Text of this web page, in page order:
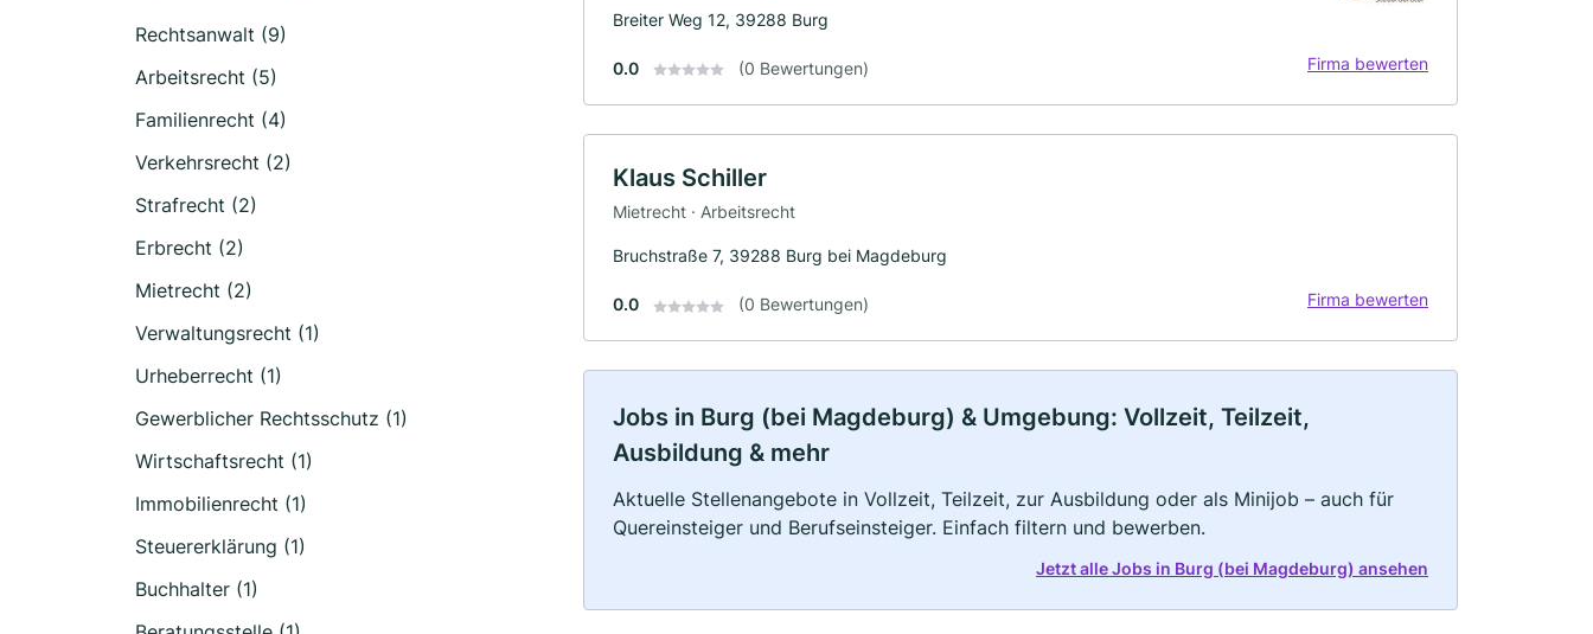
Rechtsanwalt (9)
Arbeitsrecht (5)
Familienrecht (4)
Verkehrsrecht (2)
Strafrecht (2)
Erbrecht (2)
Mietrecht (2)
Verwaltungsrecht (1)
Urheberrecht (1)
Gewerblicher Rechtsschutz (1)
Wirtschaftsrecht (1)
Immobilienrecht (1)
Steuererklärung (1)
Buchhalter (1)
Breiter Weg 12, 39288 Burg
0.0 (0 Bewertungen) Firma bewerten
Klaus Schiller
Mietrecht · Arbeitsrecht
Bruchstraße 7, 39288 Burg bei Magdeburg
0.0 (0 Bewertungen) Firma bewerten
Jobs in Burg (bei Magdeburg) & Umgebung: Vollzeit, Teilzeit,
Ausbildung & mehr
Aktuelle Stellenangebote in Vollzeit, Teilzeit, zur Ausbildung oder als Minijob – auch für
Quereinsteiger und Berufseinsteiger. Einfach filtern und bewerben.
Jetzt alle Jobs in Burg (bei Magdeburg) ansehen